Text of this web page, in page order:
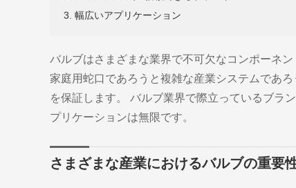
3. 幅広いアプリケーション
バルブはさまざまな業界で不可欠なコンポーネ
家庭用蛇口であろうと複雑な産業システムであ
を保証します。 バルブ業界で際立っているブラ
プリケーションは無限です。
さまざまな産業におけるバルブの重要